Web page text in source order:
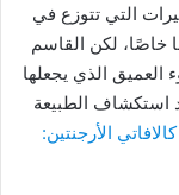
التي تتوزع في
خاصًا، لكن القاسم
العميق الذي يجعلها
استكشاف الطبيعة
الأرجنتين: